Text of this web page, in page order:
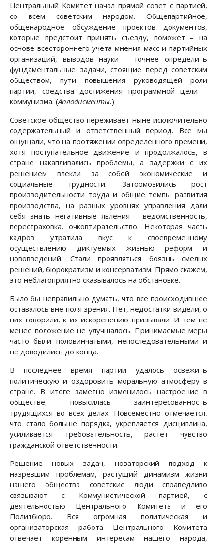
Центральный Комитет начал прямой совет с партией,
со всем советским народом. Общепартийное,
общенародное обсуждение проектов документов,
которые предстоит принять съезду, поможет – на
основе всестороннего учета мнения масс и партийных
организаций, выводов науки – точнее определить
фундаментальные задачи, стоящие перед советским
обществом, пути повышения руководящей роли
партии, средства достижения программной цели –
коммунизма. (Аплодисменты.)
Советское общество переживает ныне исключительно
содержательный и ответственный период. Все мы
ощущали, что на протяжении определенного времени,
хотя поступательное движение и продолжалось, в
стране накапливались проблемы, а задержки с их
решением влекли за собой экономические и
социальные трудности. Затормозились рост
производительности труда и общие темпы развития
производства, на разных уровнях управления дали
себя знать негативные явления – ведомственность,
перестраховка, очковтирательство. Некоторая часть
кадров утратила вкус к своевременному
осуществлению диктуемых жизнью реформ и
нововведений. Стали проявляться боязнь смелых
решений, бюрократизм и консерватизм. Прямо скажем,
это неблагоприятно сказывалось на обстановке.
Было бы неправильно думать, что все происходившее
оставалось вне поля зрения. Нет, недостатки видели, о
них говорили, к их искоренению призывали. И тем не
менее положение не улучшалось. Принимаемые меры
часто были половинчатыми, непоследовательными и
не доводились до конца.
В последнее время партии удалось освежить
политическую и оздоровить моральную атмосферу в
стране. В итоге заметно изменилось настроение в
обществе, повысилась заинтересованность
трудящихся во всех делах. Повсеместно отмечается,
что стало больше порядка, укрепляется дисциплина,
усиливается требовательность, растет чувство
гражданской ответственности.
Решение новых задач, новаторский подход к
назревшим проблемам, растущий динамизм жизни
нашего общества советские люди справедливо
связывают с Коммунистической партией, с
деятельностью Центрального Комитета и его
Политбюро. Вся огромная политическая и
организаторская работа Центрального Комитета
отвечает коренным интересам нашего народа,